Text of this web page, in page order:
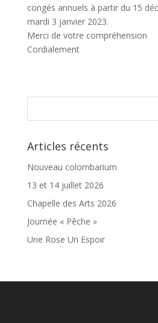
congés annuels à partir du 15
mardi 3 janvier 2023.
Merci de votre compréhension
Cordialement
Articles récents
Nouveau colombarium
13 et 14 juillet 2026
Chapelle des Arts 2026
Journée « Pêche »
Une Rose Un Espoir